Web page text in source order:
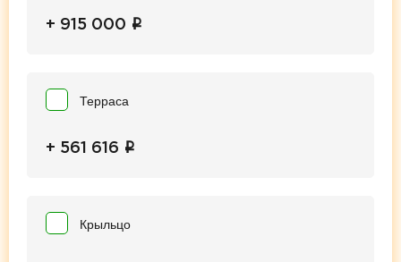
+ 915 000 i
Терраса
+ 561 616 i
Крыльцо